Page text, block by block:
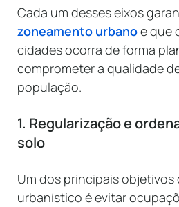
Cada um desses eixos
zoneamento urbanoe que
cidades ocorra de forma
comprometer a qualidade
população.
1. Regularização e
solo
Um dos principais
urbanístico é evitar